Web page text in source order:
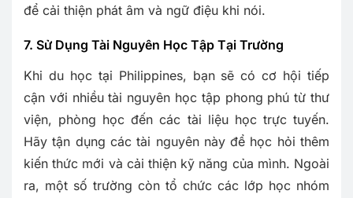
để cải thiện phát âm và ngữ điệu khi nói.
7. Sử Dụng Tài Nguyên Học Tập Tại Trường
Khi du học tại Philippines, bạn sẽ có cơ hội tiếp
cận với nhiều tài nguyên học tập phong phú từ thư
viện, phòng học đến các tài liệu học trực tuyến.
Hãy tận dụng các tài nguyên này để học hỏi thêm
kiến thức mới và cải thiện kỹ năng của mình. Ngoài
ra, một số trường còn tổ chức các lớp học nhóm